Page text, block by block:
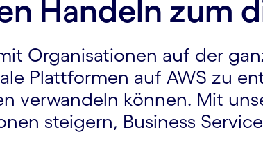
Handeln zum
Organisationen auf der
Plattformen auf AWS zu
verwandeln können. Mit
steigern, Business